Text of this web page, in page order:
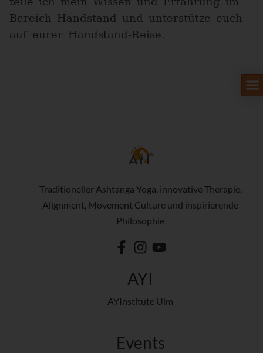
Bereich Handstand und unterstütze euch
auf eurer Handstand-Reise.
Traditioneller Ashtanga Yoga, innovative Therapie,
Alignment, Movement Culture und inspirierende
Philosophie
AYI
AYInstitute Ulm
Events